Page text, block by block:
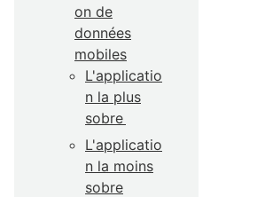
on de
données
mobiles
L'applicatio
n la plus
sobre
L'applicatio
n la moins
sobre